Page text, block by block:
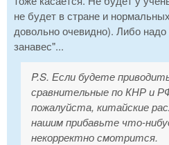
не будет в стране и
довольно очевидно). Либо
занавес"...
P.S. Если будете
сравнительные по КНР и
пожалуйста, китайские
нашим прибавьте что-
некорректно смотрится.